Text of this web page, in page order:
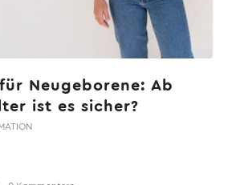
Neugeborene: Ab
ist es sicher?